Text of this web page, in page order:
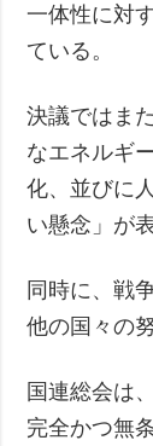
一体性に対
ている。
決議ではま
なエネルギ
化、並びに
い懸念」が
同時に、戦
他の国々の
国連総会は
完全かつ無